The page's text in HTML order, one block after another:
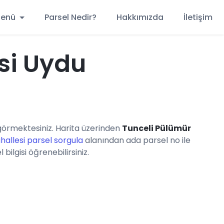
Parsel Nedir? Hakkımızda İletişim
Uydu
Harita üzerinden Tunceli Pülümür
parsel sorgulaalanından ada parsel no ile
öğrenebilirsiniz.